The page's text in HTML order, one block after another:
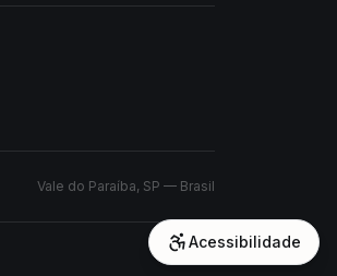
Vale do Paraíba, SP — Brasil
Acessibilidade